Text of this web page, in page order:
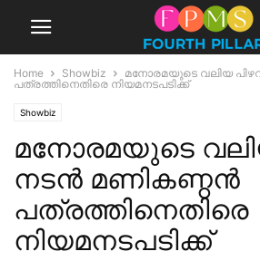
Home Showbiz
മനോരമയുടെ വലിയ
പത്രത്തിനെതിരെ നിയമനടപടിക്ക്
Showbiz
മനോരമയുടെ
നടൻ മണികണ്ഠൻ
പത്രത്തിനെതിരെ
നിയമനടപടിക്ക്